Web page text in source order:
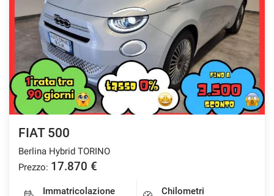
FIAT 500
Berlina Hybrid TORINO
Prezzo: 17.870 €
Immatricolazione
Chilometri